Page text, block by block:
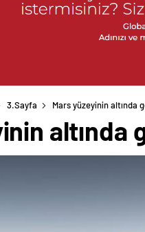
3.Sayfa Mars yüzeyinin altında
altında